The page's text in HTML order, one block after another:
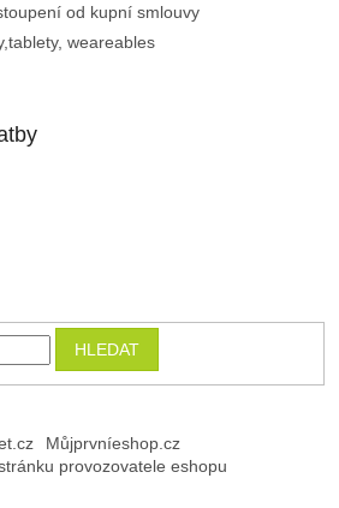
od kupní smlouvy
weareables
HLEDAT
Můjprvníeshop.cz
provozovatele eshopu